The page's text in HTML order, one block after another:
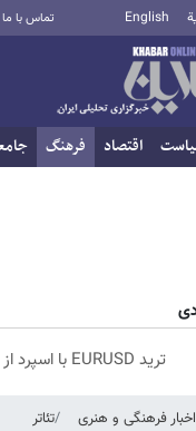
English تماس با ما
اقتصاد فرهنگ
ترید EURUSD با اسپرد از صفر پیپ
اخبار فرهنگی و هنری تئاتر